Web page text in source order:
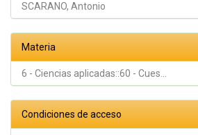
SCARANO, Antonio
Materia
6 - Ciencias aplicadas::60 - Cues...
Condiciones de acceso